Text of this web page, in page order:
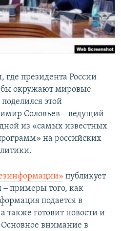
где президента России
окружают мировые
этой
Соловьев ‒ ведущий
из «самых известных
на российских
публикует
примеры того, как
подается в
готовит новости и
Основное внимание в